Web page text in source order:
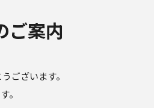
ご案内
ございます。
。